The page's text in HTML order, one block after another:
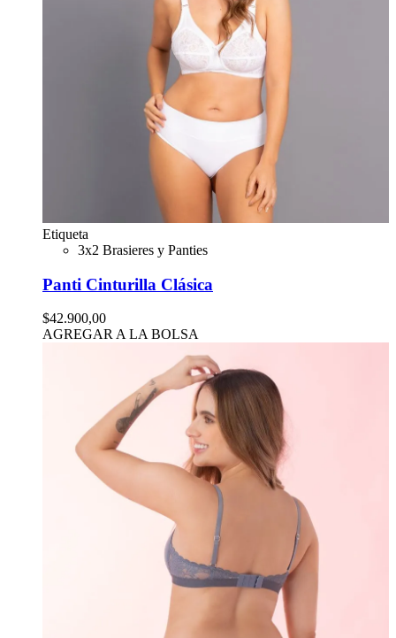
Etiqueta
3x2 Brasieres y Panties
Panti Cinturilla Clásica
$42.900,00
AGREGAR A LA BOLSA